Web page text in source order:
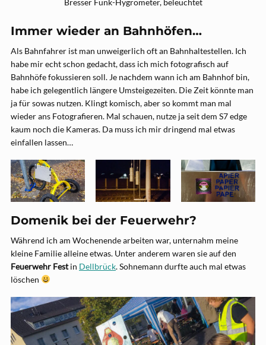
Bresser Funk-Hygrometer, beleuchtet
Immer wieder an Bahnhöfen…
Als Bahnfahrer ist man unweigerlich oft an Bahnhaltestellen. Ich
habe mir echt schon gedacht, dass ich mich fotografisch auf
Bahnhöfe fokussieren soll. Je nachdem wann ich am Bahnhof bin,
habe ich gelegentlich längere Umsteigezeiten. Die Zeit könnte man
ja für sowas nutzen. Klingt komisch, aber so kommt man mal
wieder ans Fotografieren. Mal schauen, nutze ja seit dem S7 edge
kaum noch die Kameras. Da muss ich mir dringend mal etwas
einfallen lassen…
Domenik bei der Feuerwehr?
Während ich am Wochenende arbeiten war, unternahm meine
kleine Familie alleine etwas. Unter anderem waren sie auf den
Feuerwehr Festin Dellbrück. Sohnemann durfte auch mal etwas
löschen